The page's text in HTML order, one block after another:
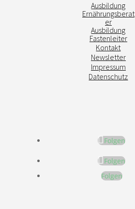
Ausbildung
Ernährungsberat
er
Ausbildung
Fastenleiter
Kontakt
Newsletter
Impressum
Datenschutz
Folgen
Folgen
Folgen